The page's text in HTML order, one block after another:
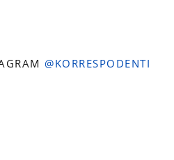
@KORRESPODENTI